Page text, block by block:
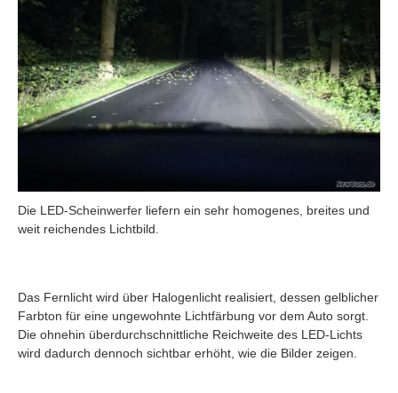
Die LED-Scheinwerfer liefern ein sehr homogenes, breites und
weit reichendes Lichtbild.
Das Fernlicht wird über Halogenlicht realisiert, dessen gelblicher
Farbton für eine ungewohnte Lichtfärbung vor dem Auto sorgt.
Die ohnehin überdurchschnittliche Reichweite des LED-Lichts
wird dadurch dennoch sichtbar erhöht, wie die Bilder zeigen.